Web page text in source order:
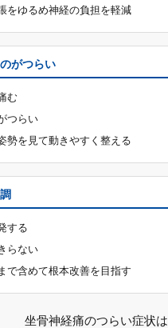
をゆるめ神経の負担を軽減
がつらい
む
つらい
勢を見て動きやすく整える
する
らない
で含めて根本改善を目指す
坐骨神経痛のつらい症状は